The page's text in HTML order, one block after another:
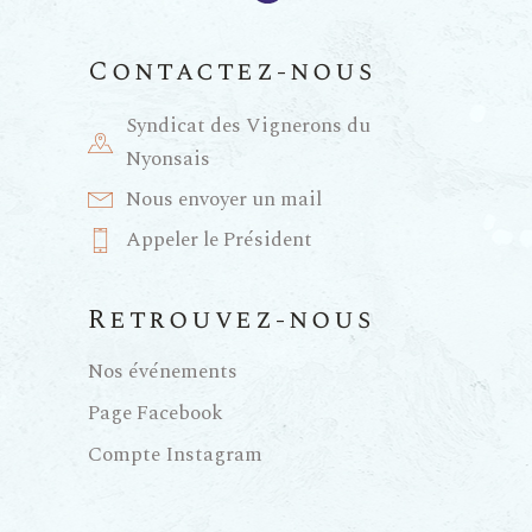
e
n
Contactez-nous
Syndicat des Vignerons du
Nyonsais
Nous envoyer un mail
Appeler le Président
Retrouvez-nous
Nos événements
Page Facebook
Compte Instagram